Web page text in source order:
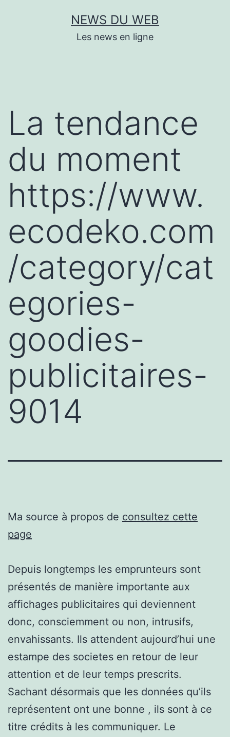
NEWS DU WEB
Les news en ligne
La tendance
du moment
https://www.
ecodeko.com
/category/cat
egories-
goodies-
publicitaires-
9014
Ma source à propos de consultez cette
page
Depuis longtemps les emprunteurs sont
présentés de manière importante aux
affichages publicitaires qui deviennent
donc, consciemment ou non, intrusifs,
envahissants. Ils attendent aujourd’hui une
estampe des societes en retour de leur
attention et de leur temps prescrits.
Sachant désormais que les données qu’ils
représentent ont une bonne , ils sont à ce
titre crédits à les communiquer. Le